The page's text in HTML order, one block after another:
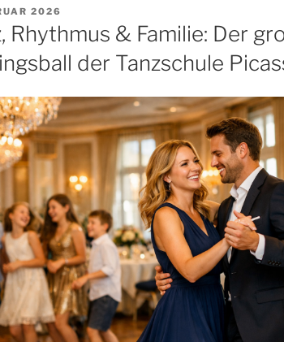
2026
Rhythmus & Familie: Der
der Tanzschule